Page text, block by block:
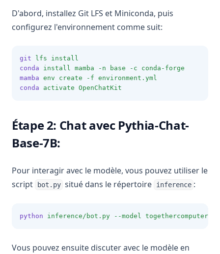
D'abord, installez Git LFS et Miniconda, puis
configurez l'environnement comme suit:
git lfs
install
conda
install mamba -n base -c
conda-forge
mamba env create -f environment.yml
conda
activate OpenChatKit
Étape 2: Chat avec Pythia-Chat-
Base-7B:
Pour interagir avec le modèle, vous pouvez utiliser le
script
bot.py situé dans le répertoire inference :
python inference/bot.py --model togethercomputer/
Vous pouvez ensuite discuter avec le modèle en